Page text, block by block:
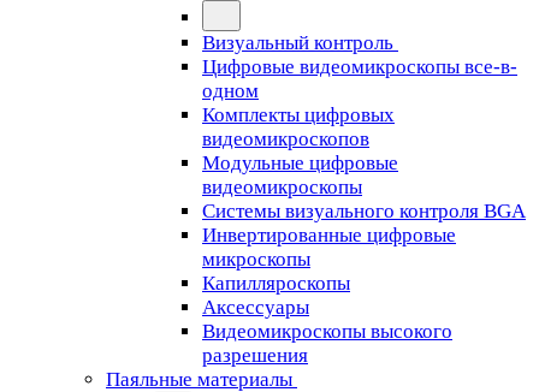
Визуальный контроль
Цифровые видеомикроскопы все-в-
одном
Комплекты цифровых
видеомикроскопов
Модульные цифровые
видеомикроскопы
Cистемы визуального контроля BGA
Инвертированные цифровые
микроскопы
Капилляроскопы
Аксессуары
Видеомикроскопы высокого
разрешения
Паяльные материалы